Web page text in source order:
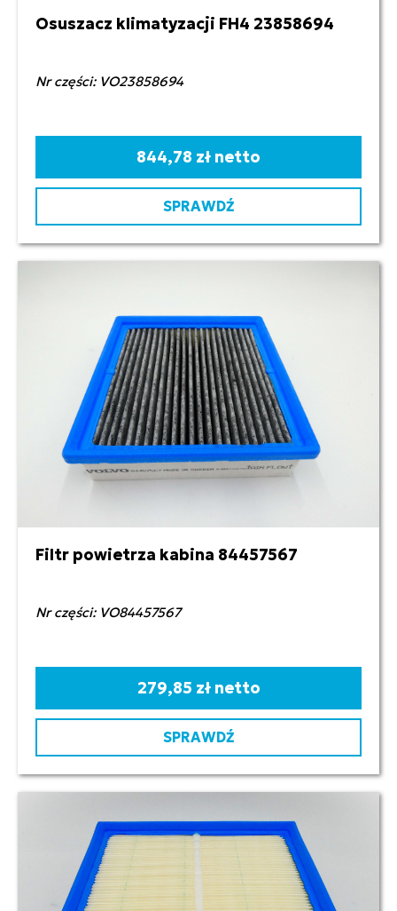
Osuszacz klimatyzacji FH4 23858694
Nr części: VO23858694
844,78 zł netto
SPRAWDŹ
Filtr powietrza kabina 84457567
Nr części: VO84457567
279,85 zł netto
SPRAWDŹ